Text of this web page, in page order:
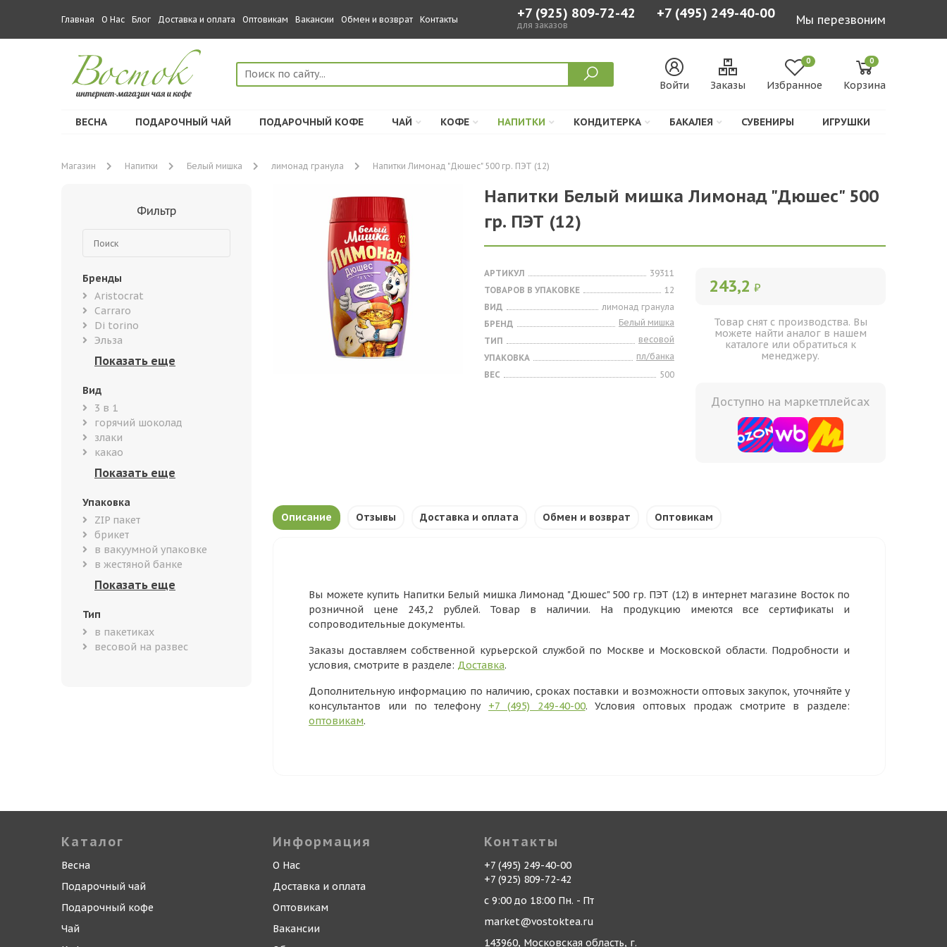
Главная О Нас Блог Доставка и оплата Оптовикам Вакансии Обмен и возврат Контакты +7 (925) 809-72-42
для заказов
+7 (495) 249-40-00 Мы перезвоним
Войти Заказы
0
Избранное
0
Корзина
ВЕСНА ПОДАРОЧНЫЙ ЧАЙ ПОДАРОЧНЫЙ КОФЕ ЧАЙ КОФЕ НАПИТКИ КОНДИТЕРКА БАКАЛЕЯ СУВЕНИРЫ ИГРУШКИ
Магазин Напитки Белый мишка лимонад гранула Напитки Лимонад "Дюшес" 500 гр. ПЭТ (12)
Фильтр
Бренды
Aristocrat
Carraro
Di torino
Эльза
Вид
3 в 1
горячий шоколад
злаки
какао
Упаковка
ZIP пакет
брикет
в вакуумной упаковке
в жестяной банке
Тип
в пакетиках
весовой на развес
Напитки Белый мишка Лимонад "Дюшес" 500
гр. ПЭТ (12)
АРТИКУЛ
39311
ТОВАРОВ В УПАКОВКЕ
12
ВИД
лимонад гранула
БРЕНД
Белый мишка
ТИП
весовой
УПАКОВКА
пл/банка
ВЕС
500
243,2 ₽
Товар снят с производства. Вы
можете найти аналог в нашем
каталоге или обратиться к
менеджеру.
Доступно на маркетплейсах
Описание Отзывы Доставка и оплата Обмен и возврат Оптовикам
Вы можете купить Напитки Белый мишка Лимонад "Дюшес" 500 гр. ПЭТ (12) в интернет магазине Восток по
розничной цене 243,2 рублей. Товар в наличии. На продукцию имеются все сертификаты и
сопроводительные документы.
Заказы доставляем собственной курьерской службой по Москве и Московской области. Подробности и
условия, смотрите в разделе: Доставка.
Дополнительную информацию по наличию, сроках поставки и возможности оптовых закупок, уточняйте у
консультантов или по телефону +7 (495) 249-40-00. Условия оптовых продаж смотрите в разделе:
оптовикам.
Каталог
Весна
Подарочный чай
Подарочный кофе
Чай
Информация
О Нас
Доставка и оплата
Оптовикам
Вакансии
Контакты
+7 (495) 249-40-00
+7 (925) 809-72-42
с 9:00 до 18:00 Пн. - Пт
market@vostoktea.ru
143960, Московская область, г.